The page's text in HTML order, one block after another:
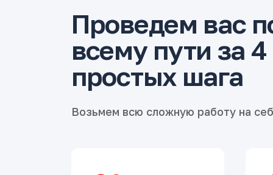
Проведем вас
всему пути за 4
простых шага
Возьмем всю сложную работу на